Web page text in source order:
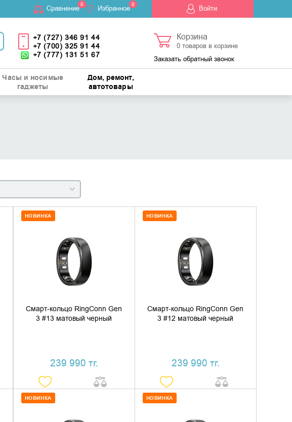
Cравнение0 Избранное 0 Войти
+7 (727) 346 91 44
+7 (700) 325 91 44
+7 (777) 131 51 67
Корзина
0товаров в корзине
Заказать обратный звонок
Часы и носимые
гаджеты
Дом, ремонт,
автотовары
Смарт-кольцо RingConn Gen
3 #13 матовый черный
239 990 тг.
НОВИНКА
ДОБАВИТЬ В КОРЗИНУ
КУПИТЬ В 1 КЛИК
Смарт-кольцо RingConn Gen
3 #12 матовый черный
239 990 тг.
НОВИНКА
ДОБАВИТЬ В КОРЗИНУ
КУПИТЬ В 1 КЛИК
НОВИНКА
ДОБАВИТЬ В КОРЗИНУ
НОВИНКА
ДОБАВИТЬ В КОРЗИНУ